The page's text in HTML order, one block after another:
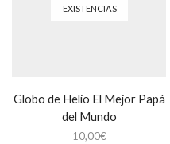
EXISTENCIAS
Globo de Helio El Mejor Papá
del Mundo
10,00€